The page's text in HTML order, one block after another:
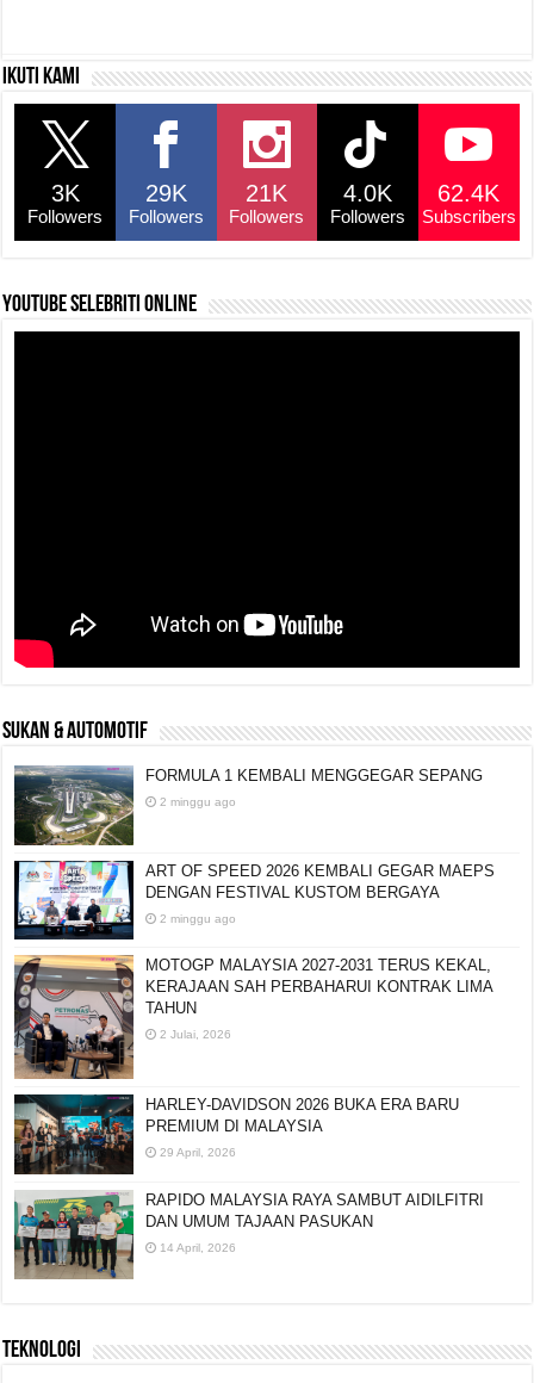
c
e
b
o
o
k
s
p
a
y
Li
n
k
e
Ikuti kami
3K
Followers
29K
Followers
21K
Followers
4.0K
Followers
62.4K
Subscribers
YouTube selebriti online
SUKAN & AUTOMOTIF
FORMULA 1 KEMBALI MENGGEGAR SEPANG
2 minggu ago
ART OF SPEED 2026 KEMBALI GEGAR MAEPS
DENGAN FESTIVAL KUSTOM BERGAYA
2 minggu ago
MOTOGP MALAYSIA 2027-2031 TERUS KEKAL,
KERAJAAN SAH PERBAHARUI KONTRAK LIMA
TAHUN
2 Julai, 2026
HARLEY-DAVIDSON 2026 BUKA ERA BARU
PREMIUM DI MALAYSIA
29 April, 2026
RAPIDO MALAYSIA RAYA SAMBUT AIDILFITRI
DAN UMUM TAJAAN PASUKAN
14 April, 2026
TEKNOLOGI